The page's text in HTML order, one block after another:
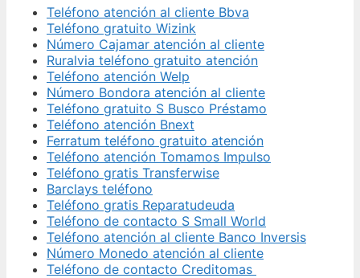
Teléfono atención al cliente Bbva
Teléfono gratuito Wizink
Número Cajamar atención al cliente
Ruralvia teléfono gratuito atención
Teléfono atención Welp
Número Bondora atención al cliente
Teléfono gratuito S Busco Préstamo
Teléfono atención Bnext
Ferratum teléfono gratuito atención
Teléfono atención Tomamos Impulso
Teléfono gratis Transferwise
Barclays teléfono
Teléfono gratis Reparatudeuda
Teléfono de contacto S Small World
Teléfono atención al cliente Banco Inversis
Número Monedo atención al cliente
Teléfono de contacto Creditomas